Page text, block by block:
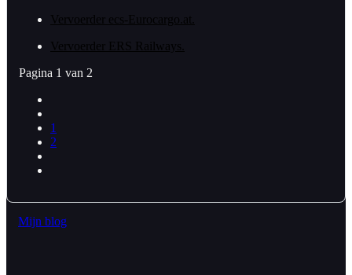
Vervoerder ecs-Eurocargo.at.
Vervoerder ERS Railways.
Pagina 1 van 2
1
2
Mijn blog